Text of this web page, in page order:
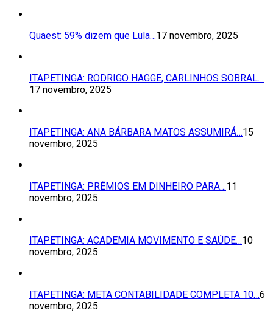
Quaest: 59% dizem que Lula…17 novembro, 2025
ITAPETINGA: RODRIGO HAGGE, CARLINHOS SOBRAL…
17 novembro, 2025
ITAPETINGA: ANA BÁRBARA MATOS ASSUMIRÁ…15
novembro, 2025
ITAPETINGA: PRÊMIOS EM DINHEIRO PARA…11
novembro, 2025
ITAPETINGA: ACADEMIA MOVIMENTO E SAÚDE…10
novembro, 2025
ITAPETINGA: META CONTABILIDADE COMPLETA 10…6
novembro, 2025